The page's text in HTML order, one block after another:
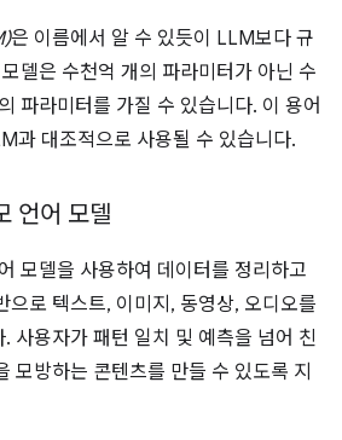
은 이름에서 알 수 있듯이 LLM보다 규
델은 수천억 개의 파라미터가 아닌 수
파라미터를 가질 수 있습니다. 이 용어
과 대조적으로 사용될 수 있습니다.
언어 모델
모델을 사용하여 데이터를 정리하고
으로 텍스트, 이미지, 동영상, 오디오를
사용자가 패턴 일치 및 예측을 넘어 친
모방하는 콘텐츠를 만들 수 있도록 지